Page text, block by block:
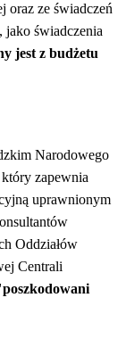
oraz ze świadczeń
świadczenia
jest z budżetu
Narodowego
zapewnia
uprawnionym
Oddziałów
Centrali